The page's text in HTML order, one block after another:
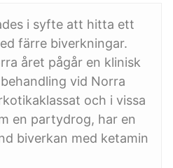
i syfte att hitta ett
färre biverkningar.
året pågår en klinisk
vid Norra
och i vissa
en partydrog, har en
biverkan med ketamin